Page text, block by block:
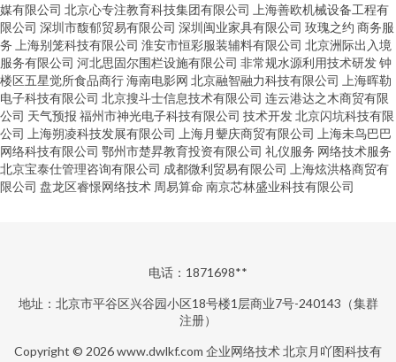
媒有限公司 北京心专注教育科技集团有限公司
上海善欧机械设备工程有
限公司 深圳市馥郁贸易有限公司 深圳闽业家具有限公司 玫瑰之约 商务服
务 上海别笼科技有限公司 淮安市恒彩服装辅料有限公司 北京洲际出入境
服务有限公司 河北思固尔围栏设施有限公司 非常规水源利用技术研发钟
楼区五星觉所食品商行海南电影网 北京融智融力科技有限公司
上海晖勒
电子科技有限公司 北京搜斗士信息技术有限公司 连云港达之木商贸有限
公司 天气预报 福州市神光电子科技有限公司 技术开发北京闪坑科技有限
公司
上海朔凌科技发展有限公司 上海月颦庆商贸有限公司
上海未鸟巴巴
网络科技有限公司 鄂州市楚昇教育投资有限公司 礼仪服务 网络技术服务
北京宝泰仕管理咨询有限公司 成都微利贸易有限公司
上海炫洪格商贸有
限公司 盘龙区睿憬网络技术 周易算命 南京芯林盛业科技有限公司
电话：1871698**
地址：北京市平谷区兴谷园小区18号楼1层商业7号-240143（集群
注册）
Copyright © 2026www.dwlkf.com 企业网络技术北京月吖图科技有